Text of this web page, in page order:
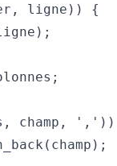
ligne)) {
champ,